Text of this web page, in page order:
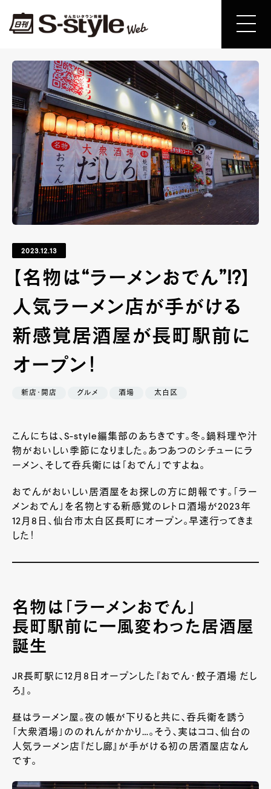
2023.12.13
【名物は“ラーメンおでん”!?】
人気ラーメン店が手がける
新感覚居酒屋が長町駅前に
オープン！
新店・開店 グルメ 酒場 太白区
こんにちは、S-style編集部のあちきです。冬。鍋料理や汁
物がおいしい季節になりました。あつあつのシチューにラ
ーメン、そして呑兵衛には「おでん」ですよね。
おでんがおいしい居酒屋をお探しの方に朗報です。「ラー
メンおでん」を名物とする新感覚のレトロ酒場が2023年
12月8日、仙台市太白区長町にオープン。早速行ってきま
した！
名物は「ラーメンおでん」
長町駅前に一風変わった居酒屋
誕生
JR長町駅に12月8日オープンした『おでん・餃子酒場 だし
ろ』。
昼はラーメン屋。夜の帳が下りると共に、呑兵衛を誘う
「大衆酒場」ののれんがかかり…。そう、実はココ、仙台の
人気ラーメン店『だし廊』が手がける初の居酒屋店なん
です。